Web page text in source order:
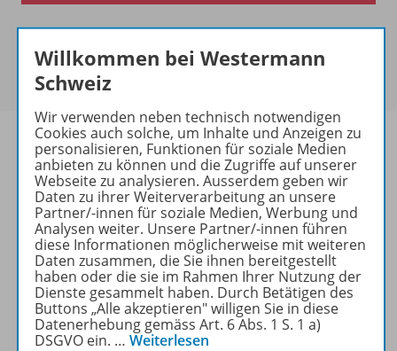
Produktinformationen
Beschreibung
Zugehörige Produkte
Willkommen bei Westermann
Schweiz
Wir verwenden neben technisch notwendigen
Cookies auch solche, um Inhalte und Anzeigen zu
personalisieren, Funktionen für soziale Medien
anbieten zu können und die Zugriffe auf unserer
Webseite zu analysieren. Ausserdem geben wir
Daten zu ihrer Weiterverarbeitung an unsere
Partner/-innen für soziale Medien, Werbung und
Analysen weiter. Unsere Partner/-innen führen
diese Informationen möglicherweise mit weiteren
Daten zusammen, die Sie ihnen bereitgestellt
haben oder die sie im Rahmen Ihrer Nutzung der
Dienste gesammelt haben. Durch Betätigen des
Buttons „Alle akzeptieren" willigen Sie in diese
Datenerhebung gemäss Art. 6 Abs. 1 S. 1 a)
DSGVO ein. … Weiterlesen